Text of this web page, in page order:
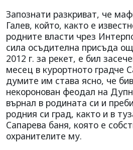
Запознати разкриват, че
Галев, който, както е
родните власти чрез
сила осъдителна присъда
2012 г. за рекет, е бил
месец в курортното градче
думите им става ясно, че
некоронован феодал на
върнал в родината си и
родния си град, както и в
Сапарева баня, която е
охранителите му.